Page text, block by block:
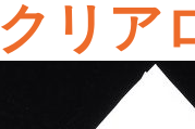
クリア